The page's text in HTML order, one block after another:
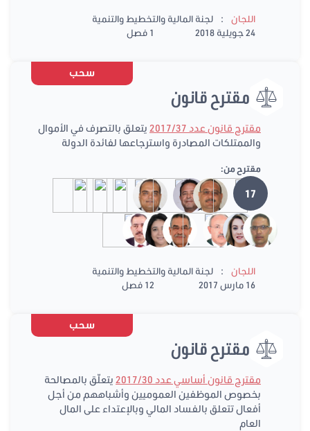
اللجان :
لجنة المالية والتخطيط والتنمية
24 جويلية 2018
1 فصل
سحب
مقترح قانون
مقترح قانون عدد 2017/37
يتعلق بالتصرف في الأموال
والممتلكات المصادرة واسترجاعها لفائدة الدولة
مقترح من:
17
اللجان :
لجنة المالية والتخطيط والتنمية
16 مارس 2017
12 فصل
سحب
مقترح قانون
مقترح قانون أساسي عدد 2017/30
يتعلّق بالمصالحة
بخصوص الموظفين العموميين وأشباههم من أجل
أفعال تتعلق بالفساد المالي وبالإعتداء على المال
العام